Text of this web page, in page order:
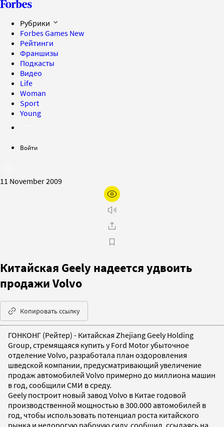
Рубрики
Forbes Games New
Рейтинги
Франшизы
Подкасты
Видео
Life
Woman
Sport
Young
Войти
11 November 2009
Китайская Geely надеется удвоить
продажи Volvo
Копировать ссылку
ГОНКОНГ (Рейтер) - Китайская Zhejiang Geely Holding
Group, стремящаяся купить у Ford Motor убыточное
отделение Volvo, разработала план оздоровления
шведской компании, предусматривающий увеличение
продаж автомобилей Volvo примерно до миллиона машин
в год, сообщили СМИ в среду.
Geely построит новый завод Volvo в Китае годовой
производственной мощностью в 300.000 автомобилей в
год, чтобы использовать потенциал роста китайского
рынка и недорогую рабочую силу, сообщил, ссылаясь на